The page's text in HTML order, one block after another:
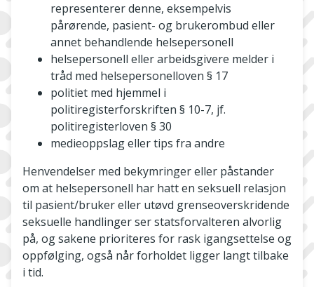
representerer denne, eksempelvis
pårørende, pasient- og brukerombud eller
annet behandlende helsepersonell
helsepersonell eller arbeidsgivere melder i
tråd med helsepersonelloven § 17
politiet med hjemmel i
politiregisterforskriften § 10-7, jf.
politiregisterloven § 30
medieoppslag eller tips fra andre
Henvendelser med bekymringer eller påstander
om at helsepersonell har hatt en seksuell relasjon
til pasient/bruker eller utøvd grenseoverskridende
seksuelle handlinger ser statsforvalteren alvorlig
på, og sakene prioriteres for rask igangsettelse og
oppfølging, også når forholdet ligger langt tilbake
i tid.